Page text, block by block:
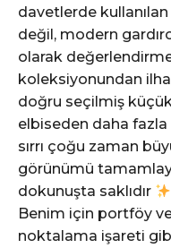
davetlerde
değil, modern
olarak
koleksiyonundan
doğru seçilmiş
elbiseden daha fazla
sırrı çoğu zaman
görünümü
dokunuşta saklıdır
Benim için portföy
noktalama işareti